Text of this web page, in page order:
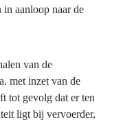
aanloop naar de
van de
met inzet van de
tot gevolg dat er ten
ligt bij vervoerder,